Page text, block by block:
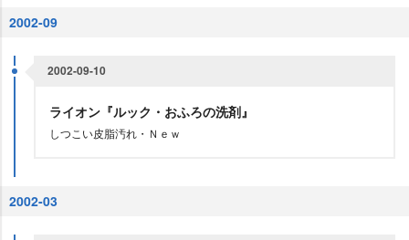
2002-09
2002-09-10
ライオン『ルック・おふろの洗剤』
しつこい皮脂汚れ・Ｎｅｗ
2002-03